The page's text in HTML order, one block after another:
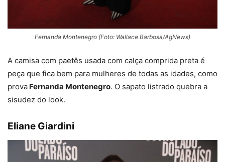
Fernanda Montenegro (Foto: Wallace Barbosa/AgNews)
A camisa com paetês usada com calça comprida preta é
peça que fica bem para mulheres de todas as idades, como
prova Fernanda Montenegro. O sapato listrado quebra a
sisudez do look.
Eliane Giardini